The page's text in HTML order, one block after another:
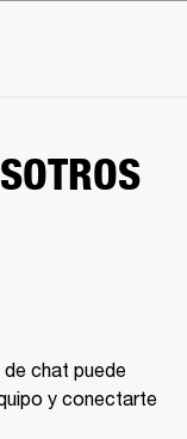
chat puede
y conectarte